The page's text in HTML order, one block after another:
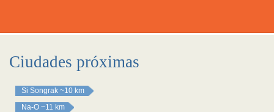
Ciudades próximas
Si Songrak ~10 km
Na-O ~11 km